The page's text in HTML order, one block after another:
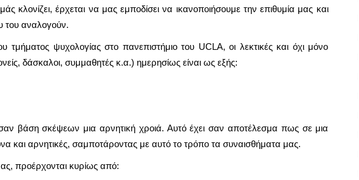
έρχεται να μας εμποδίσει να ικανοποιήσουμε την επιθυμία μας και
του αναλογούν.
ψυχολογίας στο πανεπιστήμιο του UCLA, οι λεκτικές και όχι μόνο
δάσκαλοι, συμμαθητές κ.α.) ημερησίως είναι ως εξής:
βάση σκέψεων μια αρνητική χροιά. Αυτό έχει σαν αποτέλεσμα πως σε μια
και αρνητικές, σαμποτάροντας με αυτό το τρόπο τα συναισθήματα μας.
προέρχονται κυρίως από: